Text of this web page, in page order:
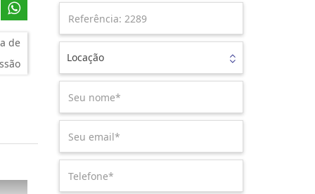
de
Locação